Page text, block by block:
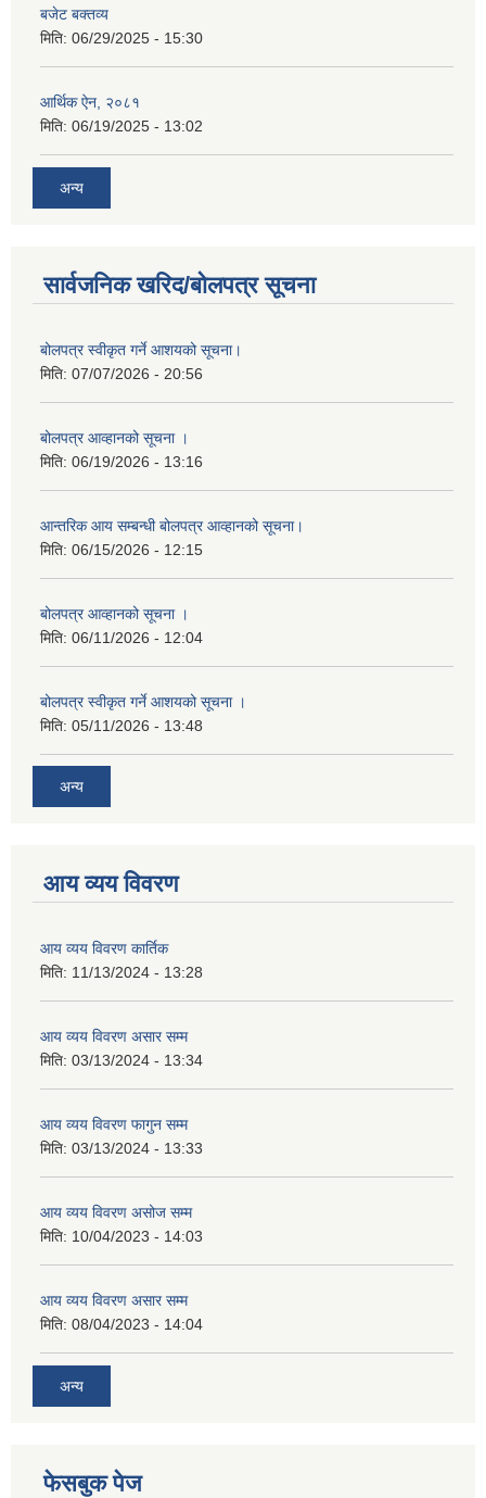
बजेट बक्तव्य
मिति: 06/29/2025 - 15:30
आर्थिक ऐन, २०८१
मिति: 06/19/2025 - 13:02
अन्य
सार्वजनिक खरिद/बोलपत्र सूचना
बोलपत्र स्वीकृत गर्ने आशयको सूचना।
मिति: 07/07/2026 - 20:56
बोलपत्र आव्हानको सूचना ।
मिति: 06/19/2026 - 13:16
आन्तरिक आय सम्बन्धी बोलपत्र आव्हानको सूचना।
मिति: 06/15/2026 - 12:15
बोलपत्र आव्हानको सूचना ।
मिति: 06/11/2026 - 12:04
बोलपत्र स्वीकृत गर्ने आशयको सूचना ।
मिति: 05/11/2026 - 13:48
अन्य
आय व्यय विवरण
आय व्यय विवरण कार्तिक
मिति: 11/13/2024 - 13:28
आय व्यय विवरण असार सम्म
मिति: 03/13/2024 - 13:34
आय व्यय विवरण फागुन सम्म
मिति: 03/13/2024 - 13:33
आय व्यय विवरण असोज सम्म
मिति: 10/04/2023 - 14:03
आय व्यय विवरण असार सम्म
मिति: 08/04/2023 - 14:04
अन्य
फेसबुक पेज